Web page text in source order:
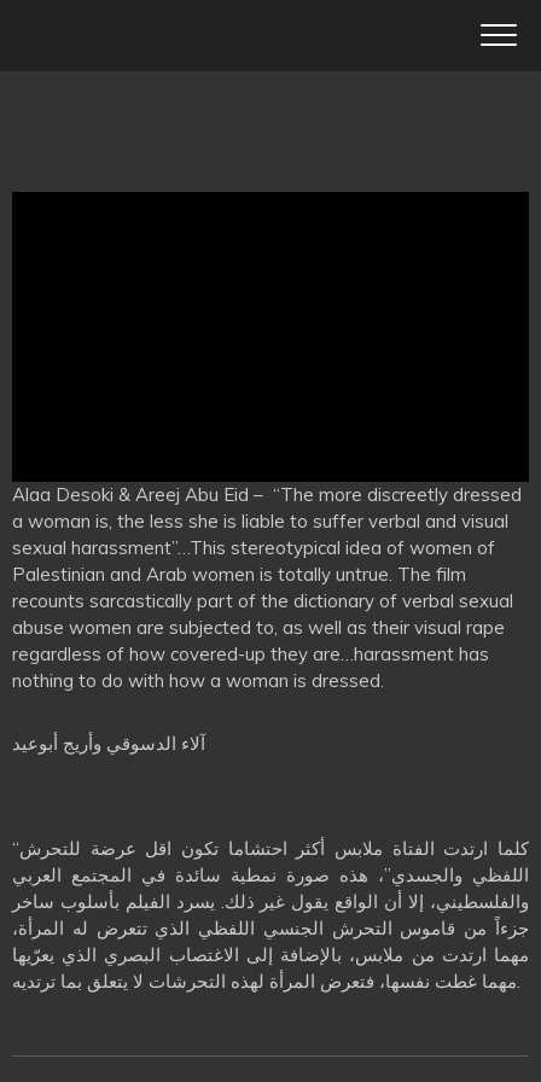
Alaa Desoki & Areej Abu Eid – “The more discreetly dressed
a woman is, the less she is liable to suffer verbal and visual
sexual harassment”…This stereotypical idea of women of
Palestinian and Arab women is totally untrue. The film
recounts sarcastically part of the dictionary of verbal sexual
abuse women are subjected to, as well as their visual rape
regardless of how covered-up they are…harassment has
nothing to do with how a woman is dressed.
آلاء الدسوقي وأريج أبوعيد
“كلما ارتدت الفتاة ملابس أكثر احتشاما تكون اقل عرضة للتحرش
اللفظي والجسدي”، هذه صورة نمطية سائدة في المجتمع العربي
والفلسطيني، إلا أن الواقع يقول غير ذلك. يسرد الفيلم بأسلوب ساخر
جزءاً من قاموس التحرش الجنسي اللفظي الذي تتعرض له المرأة،
مهما ارتدت من ملابس، بالإضافة إلى الاغتصاب البصري الذي يعرّيها
مهما غطت نفسها، فتعرض المرأة لهذه التحرشات لا يتعلق بما ترتديه.